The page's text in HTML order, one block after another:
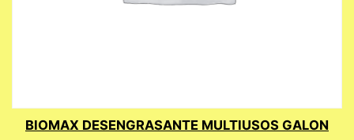
BIOMAX DESENGRASANTE MULTIUSOS GALON